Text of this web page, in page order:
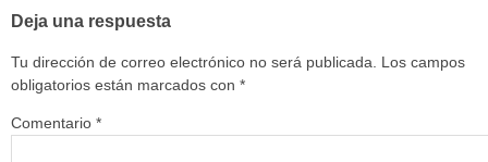
Deja una respuesta
Tu dirección de correo electrónico no será publicada.
Los campos
obligatorios están marcados con *
Comentario *